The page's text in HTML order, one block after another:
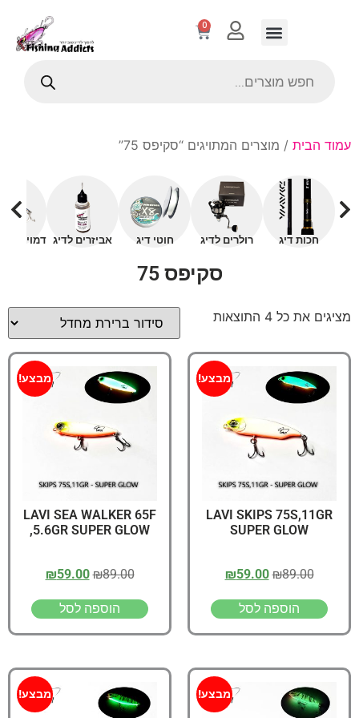
0
עמוד הבית / מוצרים המתויגים “סקיפס 75”
חכות דיג רולרים לדיג חוטי דיג אביזרים לדיג דמויים
סקיפס 75
מציגים את כל ⁦4⁩ התוצאות
מבצע!
LAVI SKIPS 75S,11GR
SUPER GLOW
₪89.00
₪59.00
הוספה לסל
מבצע!
LAVI SEA WALKER 65F
,5.6GR SUPER GLOW
₪89.00
₪59.00
הוספה לסל
מבצע! מבצע!